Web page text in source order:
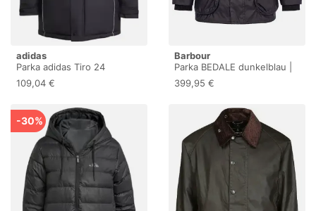
adidas
Parka adidas Tiro 24
Stadium - Noir - male - Size:
XS
109,04 €
Barbour
Parka BEDALE dunkelblau |
54
399,95 €
-30%